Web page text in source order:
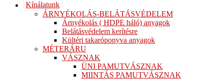
Kínálatunk
ÁRNYÉKOLÁS-BELÁTÁSVÉDELEM
Árnyékolás ( HDPE háló) anyagok
Belátásvédelem kerítésre
Kültéri takaróponyva anyagok
MÉTERÁRU
VÁSZNAK
ÜNI PAMUTVÁSZNAK
MIINTÁS PAMUTVÁSZNAK